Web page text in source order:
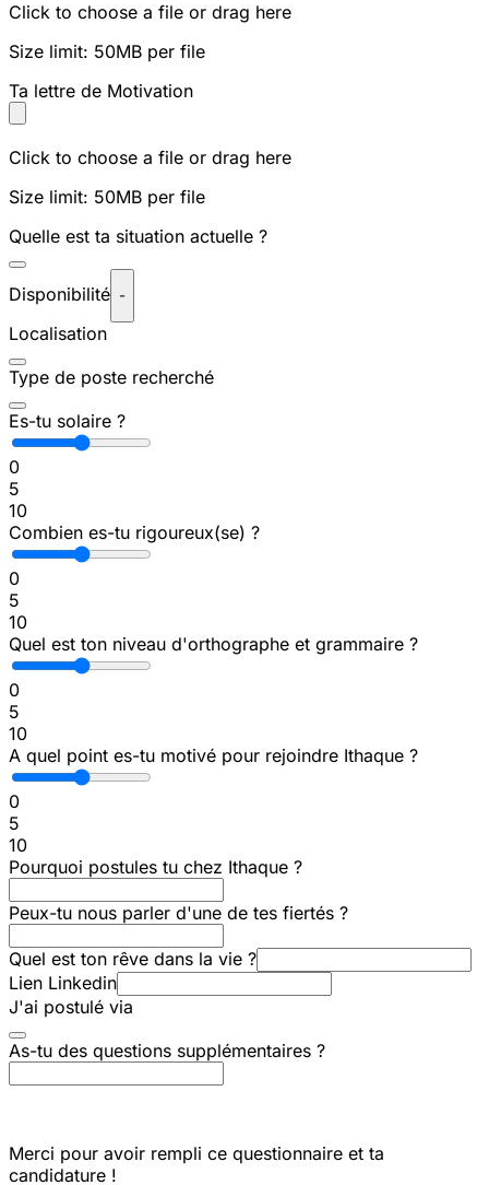
Click to choose a file or drag here
Size limit: 50MB per file
Ta lettre de Motivation
Click to choose a file or drag here
Size limit: 50MB per file
Quelle est ta situation actuelle ?
Disponibilité -
Localisation
Type de poste recherché
Es-tu solaire ?
0
5
10
Combien es-tu rigoureux(se) ?
0
5
10
Quel est ton niveau d'orthographe et grammaire ?
0
5
10
A quel point es-tu motivé pour rejoindre Ithaque ?
0
5
10
Pourquoi postules tu chez Ithaque ?
Peux-tu nous parler d'une de tes fiertés ?
Quel est ton rêve dans la vie ?
Lien Linkedin
J'ai postulé via
As-tu des questions supplémentaires ?
Merci pour avoir rempli ce questionnaire et ta
candidature !